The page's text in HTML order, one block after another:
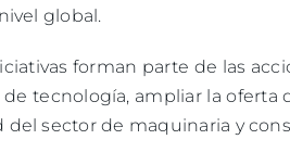
global.
forman parte de las
tecnología, ampliar la oferta
sector de maquinaria y